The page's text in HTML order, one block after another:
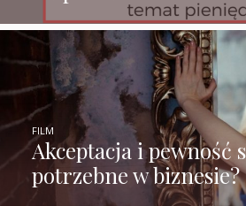
Akceptacja i pewność
potrzebne w biznesie?
FILM